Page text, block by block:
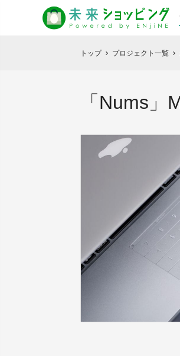
トップ chevron_right プロジェクト一覧 chevron_right
「Nums